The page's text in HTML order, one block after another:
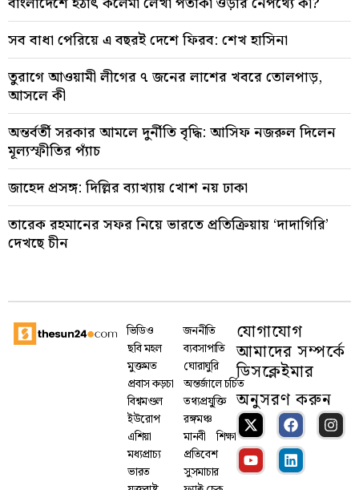
সব বাধা পেরিয়ে এ বছরই দেশে ফিরব: শেখ হাসিনা
তুরাগে আওয়ামী লীগের ৭ জনের লাশের খবরে তোলপাড়,
আসলে কী
অন্তর্বর্তী সরকার আমলে দুর্নীতি বৃদ্ধি: আসিফ নজরুল দিলেন
মূল্যস্ফীতির প্যাঁচ
জাহেদ প্রসঙ্গ: দিল্লির ব্যাখ্যায় খোশ নয় ঢাকা
তারেক রহমানের সফর নিয়ে ভারতে প্রতিক্রিয়ায় ‘দাদাগিরি’
দেখছে চীন
ভিডিও
ছবি মহল
মুক্তমত
প্রবাস কড়চা
বিশ্বমণ্ডল
ইউরোপ
এশিয়া
মধ্যপ্রাচ্য
ভারত
জননীতি
ব্যবসাপাতি
ঘোরাঘুরি
অন্তর্জালে চর্চিত
তথ্যপ্রযু্ক্তি
রঙ্গমঞ্চ
মানবী
শিক্ষা
প্রতিবেশ
সুসমাচার
যোগাযোগ
আমাদের সম্পর্কে
ডিসক্লেইমার
অনুসরণ করুন